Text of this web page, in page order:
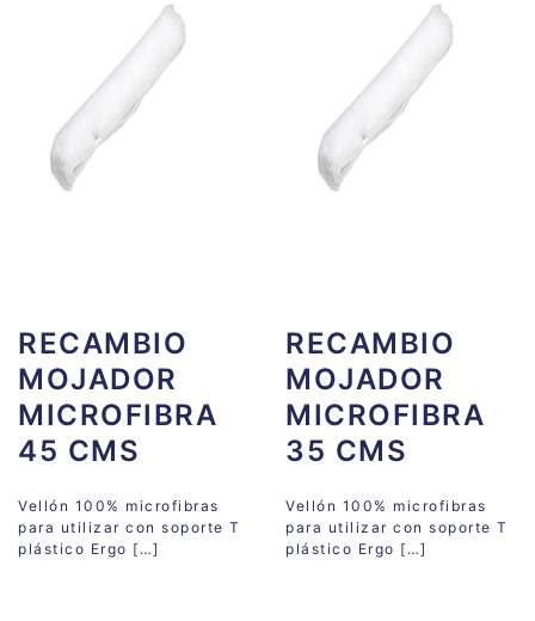
RECAMBIO
MOJADOR
MICROFIBRA
45 CMS
Vellón 100% microfibras
para utilizar con soporte T
plástico Ergo […]
RECAMBIO
MOJADOR
MICROFIBRA
35 CMS
Vellón 100% microfibras
para utilizar con soporte T
plástico Ergo […]